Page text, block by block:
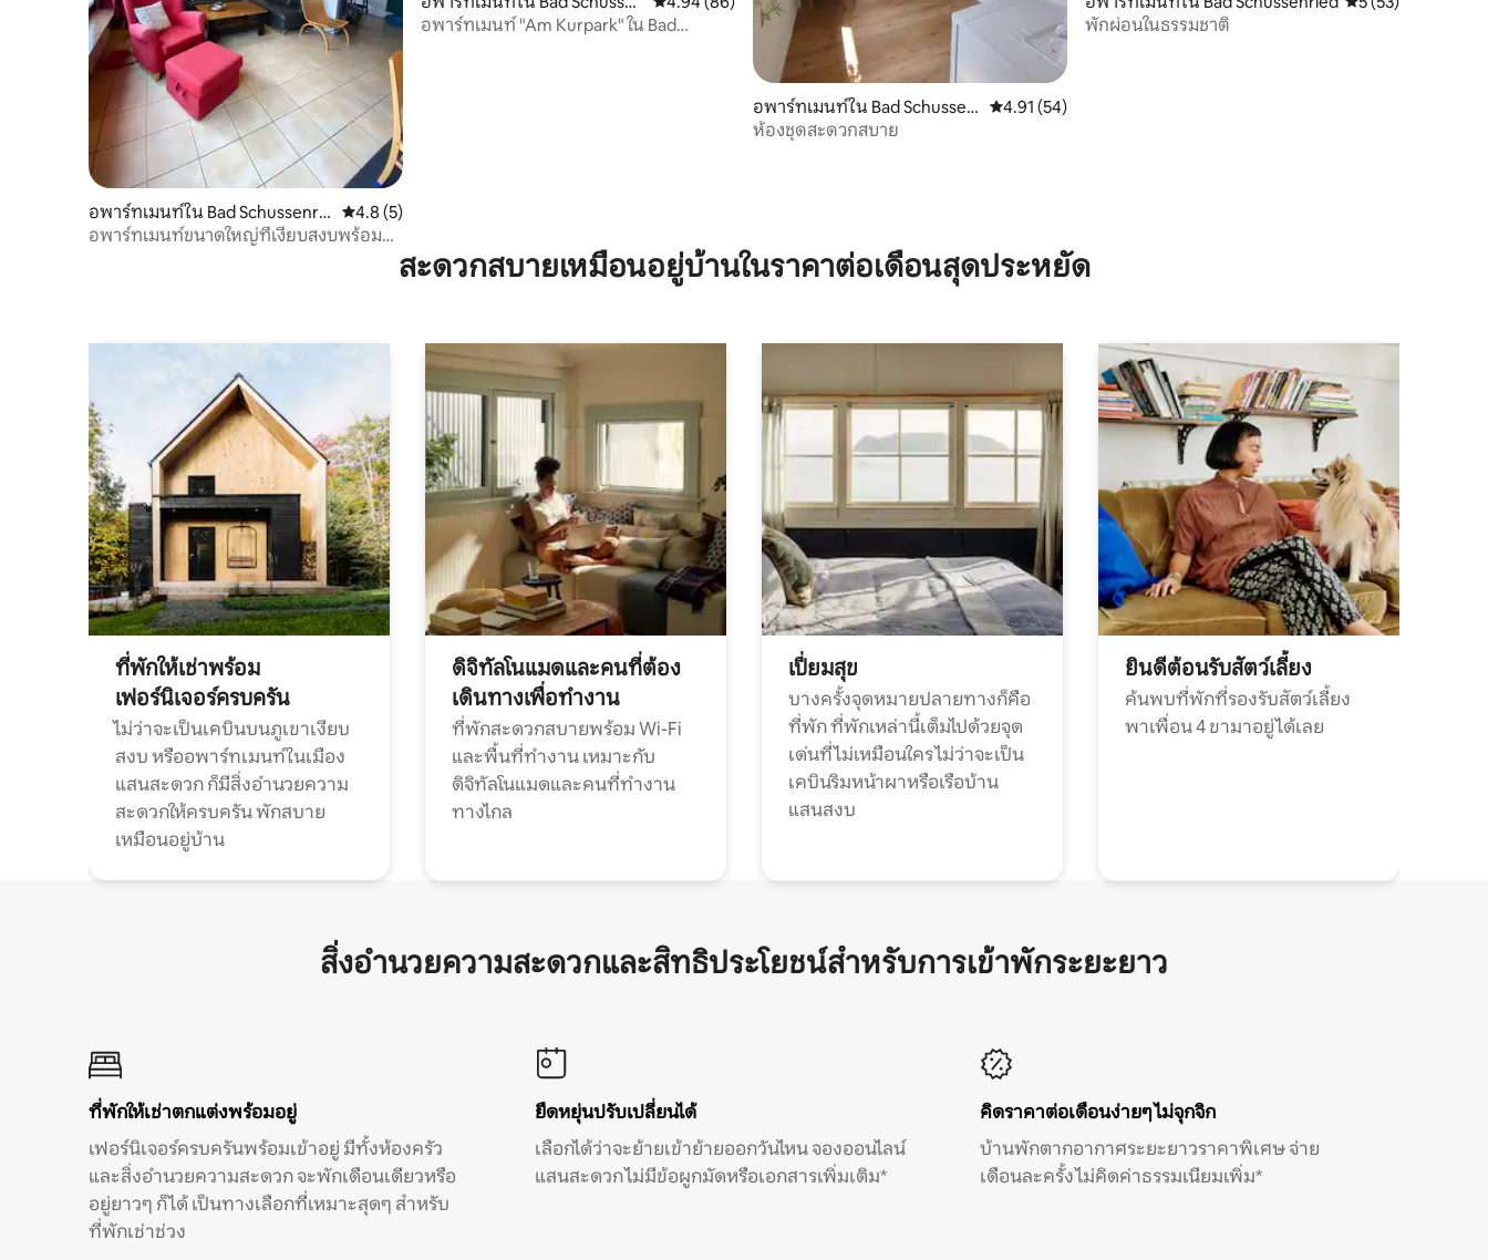
อพาร์ทเมนท์ใน Bad Schussenrie
d
คะแนนเฉลี่ย 4.8 จาก 5, 5 รีวิว
4.8 (5)
อพาร์ทเมนท์ขนาดใหญ่ที่เงียบสงบพร้อม
ried
อพาร์ทเมนท์ "Am Kurpark" ใน Bad
อพาร์ทเมนท์ใน Bad Schussenr
ied
คะแนนเฉลี่ย 4.91 จาก 5, 54 รีวิว
4.91 (54)
ห้องชุดสะดวกสบาย
พักผ่อนในธรรมชาติ
สะดวกสบายเหมือนอยู่บ้านในราคาต่อเดือนสุดประหยัด
ที่พักให้เช่าพร้อม
เฟอร์นิเจอร์ครบครัน
ไม่ว่าจะเป็นเคบินบนภูเขาเงียบ
สงบ หรืออพาร์ทเมนท์ในเมือง
แสนสะดวก ก็มีสิ่งอำนวยความ
สะดวกให้ครบครัน พักสบาย
เหมือนอยู่บ้าน
ดิจิทัลโนแมดและคนที่ต้อง
เดินทางเพื่อทำงาน
ที่พักสะดวกสบายพร้อม Wi-Fi
และพื้นที่ทำงาน เหมาะกับ
ดิจิทัลโนแมดและคนที่ทำงาน
ทางไกล
เปี่ยมสุข
บางครั้งจุดหมายปลายทางก็คือ
ที่พัก ที่พักเหล่านี้เต็มไปด้วยจุด
เด่นที่ไม่เหมือนใคร ไม่ว่าจะเป็น
เคบินริมหน้าผาหรือเรือบ้าน
แสนสงบ
ยินดีต้อนรับสัตว์เลี้ยง
ค้นพบที่พักที่รองรับสัตว์เลี้ยง
พาเพื่อน 4 ขามาอยู่ได้เลย
สิ่งอำนวยความสะดวกและสิทธิประโยชน์สำหรับการเข้าพักระยะยาว
ที่พักให้เช่าตกแต่งพร้อมอยู่
เฟอร์นิเจอร์ครบครันพร้อมเข้าอยู่ มีทั้งห้องครัว
และสิ่งอำนวยความสะดวก จะพักเดือนเดียวหรือ
อยู่ยาวๆ ก็ได้ เป็นทางเลือกที่เหมาะสุดๆ สำหรับ
ที่พักเช่าช่วง
ยืดหยุ่นปรับเปลี่ยนได้
เลือกได้ว่าจะย้ายเข้าย้ายออกวันไหน จองออนไลน์
แสนสะดวก ไม่มีข้อผูกมัดหรือเอกสารเพิ่มเติม*
คิดราคาต่อเดือนง่ายๆ ไม่จุกจิก
บ้านพักตากอากาศระยะยาวราคาพิเศษ จ่าย
เดือนละครั้ง ไม่คิดค่าธรรมเนียมเพิ่ม*